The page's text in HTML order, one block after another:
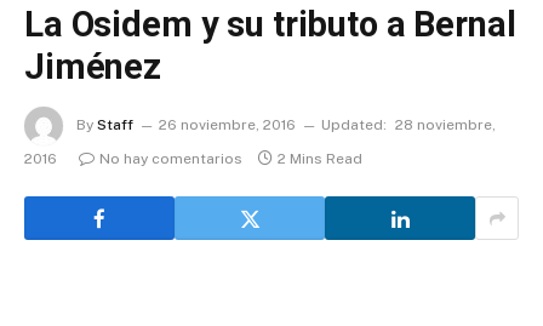
La Osidem y su tributo a Bernal
Jiménez
By Staff 26 noviembre, 2016 Updated: 28 noviembre,
2016
No hay comentarios 2 Mins Read